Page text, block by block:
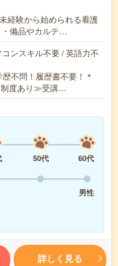
経験から始められる看護
備品やカルテ…
ンスキル不要 / 英語力不
不問！履歴書不要！＊
制度あり≫受講…
50代
60代
男性
詳しく見る